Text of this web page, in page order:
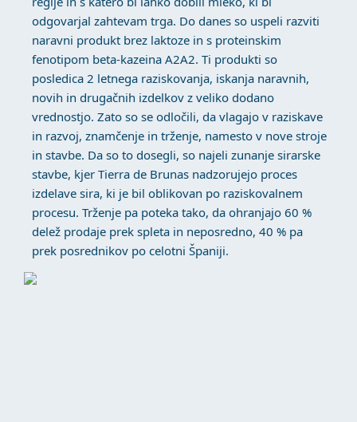
odgovarjal zahtevam trga. Do danes so uspeli razviti
naravni produkt brez laktoze in s proteinskim
fenotipom beta-kazeina A2A2. Ti produkti so
posledica 2 letnega raziskovanja, iskanja naravnih,
novih in drugačnih izdelkov z veliko dodano
vrednostjo. Zato so se odločili, da vlagajo v raziskave
in razvoj, znamčenje in trženje, namesto v nove stroje
in stavbe. Da so to dosegli, so najeli zunanje sirarske
stavbe, kjer Tierra de Brunas nadzorujejo proces
izdelave sira, ki je bil oblikovan po raziskovalnem
procesu. Trženje pa poteka tako, da ohranjajo 60 %
delež prodaje prek spleta in neposredno, 40 % pa
prek posrednikov po celotni Španiji.